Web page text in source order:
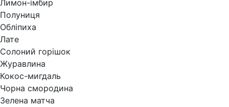
Лимон-імбир
Полуниця
Обліпиха
Лате
Солоний горішок
Журавлина
Кокос-мигдаль
Чорна смородина
Зелена матча